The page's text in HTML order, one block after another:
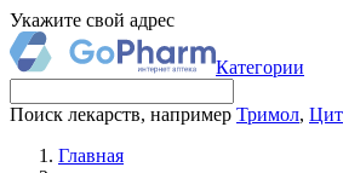
Укажите свой адрес
Категории
Поиск лекарств, например Тримол,
Главная